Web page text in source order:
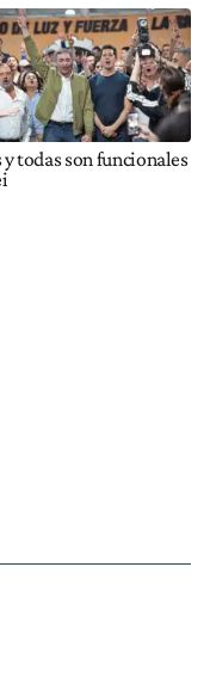
y todas son funcionales